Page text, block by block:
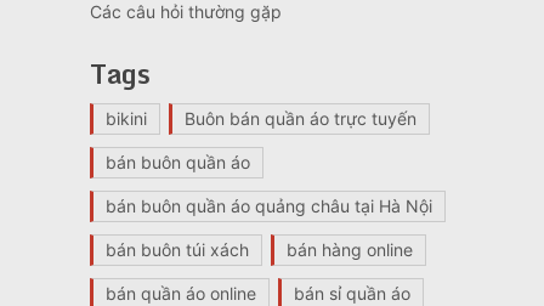
Các câu hỏi thường gặp
Tags
bikini Buôn bán quần áo trực tuyến
bán buôn quần áo
bán buôn quần áo quảng châu tại Hà Nội
bán buôn túi xách bán hàng online
bán quần áo online bán sỉ quần áo